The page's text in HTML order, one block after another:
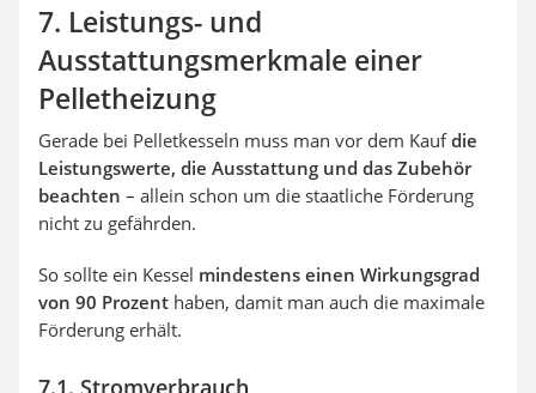
7. Leistungs- und
Ausstattungsmerkmale einer
Pelletheizung
Gerade bei Pelletkesseln muss man vor dem Kaufdie
Leistungswerte, die Ausstattung und das Zubehör
beachten – allein schon um die staatliche Förderung
nicht zu gefährden.
So sollte ein Kessel mindestens einen Wirkungsgrad
von 90 Prozent haben, damit man auch die maximale
Förderung erhält.
7.1. Stromverbrauch